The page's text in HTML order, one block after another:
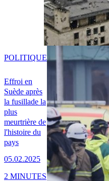
Effroi en
Suède après
la fusillade la
plus
meurtrière de
l'histoire du
pays
05.02.2025
POLITIQUE
2 MINUTES